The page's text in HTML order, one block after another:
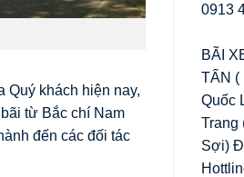
Quý khách hiện nay,
từ Bắc chí Nam
đến các đối tác
0913
BÃI
TẤN (
Quốc
Trang
Sợi)